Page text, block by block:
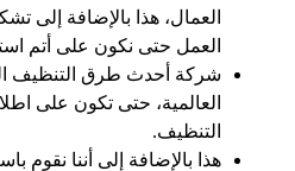
العمال، هذا بالإضافة إلى
العمل حتى نكون على أتم
شركة أحدث طرق التنظيف
العالمية، حتى تكون على
التنظيف.
هذا بالإضافة إلى أننا نقوم